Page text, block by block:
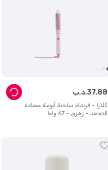
كلارا - فرشاة ساخنة أيونية مضادة
للتجعد - زهري - 67 واط
د.ب.37.88